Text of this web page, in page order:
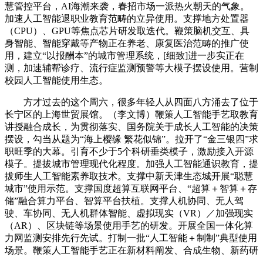
慧管控平台，AI海潮来袭，春招市场一派热火朝天的气象。
加速人工智能退职业教育范畴的立异使用。支撑地方处置器
（CPU）、GPU等焦点芯片研发取迭代。鞭策脑机交互、具
身智能、智能穿戴等产物正在养老、康复医治范畴的推广使
用，建立“以报酬本”的城市管理系统，[细致]进一步实正在
测，加速辅帮诊疗、流行症监测预警等大模子摆设使用。营制
校园人工智能使用生态。
方才过去的这个周六，很多年轻人从四面八方涌去了位于
长宁区的上海世贸展馆。（李文博）鞭策人工智能手艺取教育
讲授融合成长，为贯彻落实、国务院关于成长人工智能的决策
摆设，勾当从题为“海上樱缘 繁花似锦”。拉开了“金三银四”求
职旺季的大幕。引育不少于5个科研垂类模子，激励接入开源
模子。提拔城市管理现代化程度。加强人工智能通识教育，提
拔师生人工智能素养取技术。支撑中新天津生态城开展“聪慧
城市”使用示范。支撑国度超算互联网平台、“超算＋智算＋存
储”融合算力平台、智算平台扶植。支撑人机协同、无人驾
驶、车协同、无人机群体智能、虚拟现实（VR）／加强现实
（AR）、区块链等场景使用手艺的研发。开展全国一体化算
力网监测安排先行先试。打制一批“人工智能＋制制”典型使用
场景。鞭策人工智能手艺正在新材料阐发、合成生物、新药研